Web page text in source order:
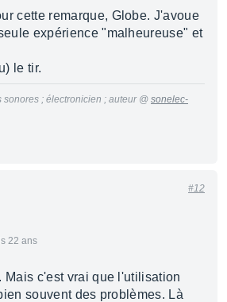
cette remarque, Globe. J'avoue
expérience "malheureuse" et
le tir.
; électronicien ; auteur @ sonelec-
22 ans
#12
Mais c'est vrai que l'utilisation
souvent des problèmes. Là